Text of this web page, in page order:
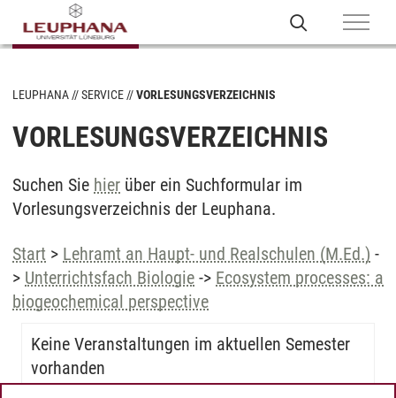
LEUPHANA SERVICE VORLESUNGSVERZEICHNIS
VORLESUNGSVERZEICHNIS
Suchen Sie hier über ein Suchformular im
Vorlesungsverzeichnis der Leuphana.
Start > Lehramt an Haupt- und Realschulen (M.Ed.) -
> Unterrichtsfach Biologie -> Ecosystem processes: a
biogeochemical perspective
Keine Veranstaltungen im aktuellen Semester
vorhanden